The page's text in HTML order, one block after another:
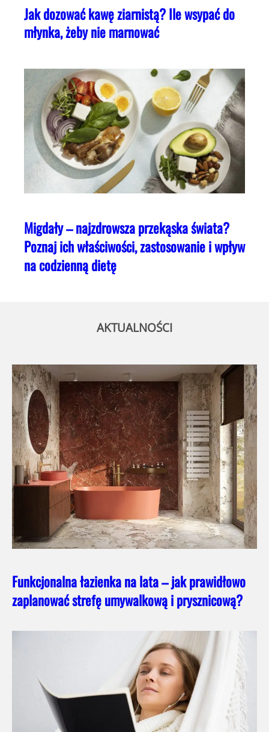
Jak dozować kawę ziarnistą? Ile wsypać do
młynka, żeby nie marnować
Migdały – najzdrowsza przekąska świata?
Poznaj ich właściwości, zastosowanie i wpływ
na codzienną dietę
AKTUALNOŚCI
Funkcjonalna łazienka na lata – jak prawidłowo
zaplanować strefę umywalkową i prysznicową?